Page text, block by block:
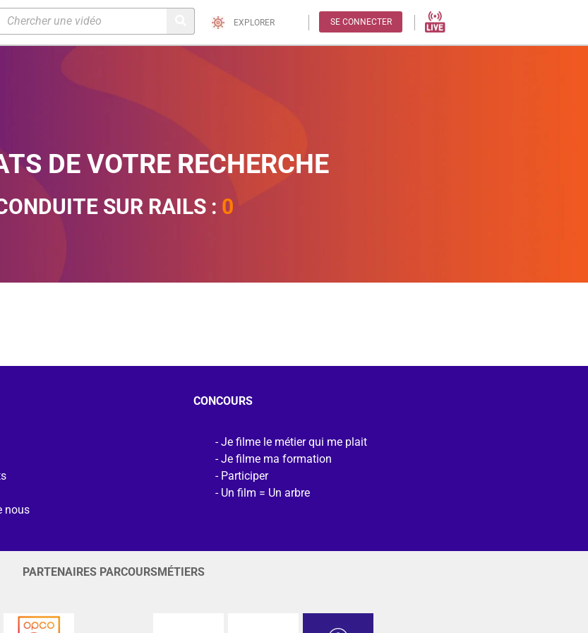
EXPLORER SE CONNECTER
DE VOTRE RECHERCHE
SUR RAILS : 0
nous
CONCOURS
Je filme le métier qui me plait
Je filme ma formation
Participer
Un film = Un arbre
PARTENAIRES PARCOURSMÉTIERS